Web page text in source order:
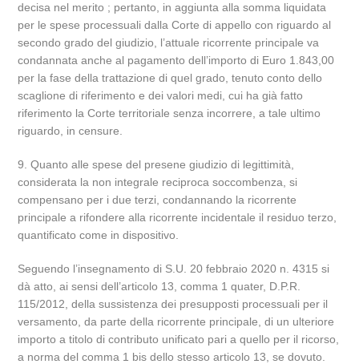
decisa nel merito ; pertanto, in aggiunta alla somma liquidata
per le spese processuali dalla Corte di appello con riguardo al
secondo grado del giudizio, l’attuale ricorrente principale va
condannata anche al pagamento dell’importo di Euro 1.843,00
per la fase della trattazione di quel grado, tenuto conto dello
scaglione di riferimento e dei valori medi, cui ha già fatto
riferimento la Corte territoriale senza incorrere, a tale ultimo
riguardo, in censure.
9. Quanto alle spese del presene giudizio di legittimità,
considerata la non integrale reciproca soccombenza, si
compensano per i due terzi, condannando la ricorrente
principale a rifondere alla ricorrente incidentale il residuo terzo,
quantificato come in dispositivo.
Seguendo l’insegnamento di S.U. 20 febbraio 2020 n. 4315 si
dà atto, ai sensi dell’articolo 13, comma 1 quater, D.P.R.
115/2012, della sussistenza dei presupposti processuali per il
versamento, da parte della ricorrente principale, di un ulteriore
importo a titolo di contributo unificato pari a quello per il ricorso,
a norma del comma 1 bis dello stesso articolo 13, se dovuto.